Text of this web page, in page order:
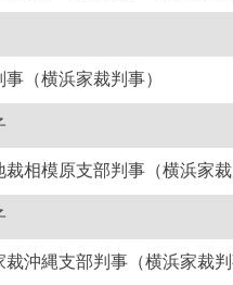
（横浜家裁判事）
相模原支部判事（横浜家裁
沖縄支部判事（横浜家裁判